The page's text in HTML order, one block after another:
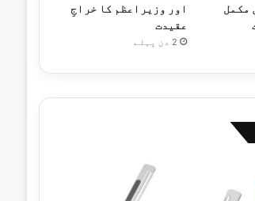
مکمل
اور وزیراعظم کا خراجِ
عقیدت
2 دن پہلے